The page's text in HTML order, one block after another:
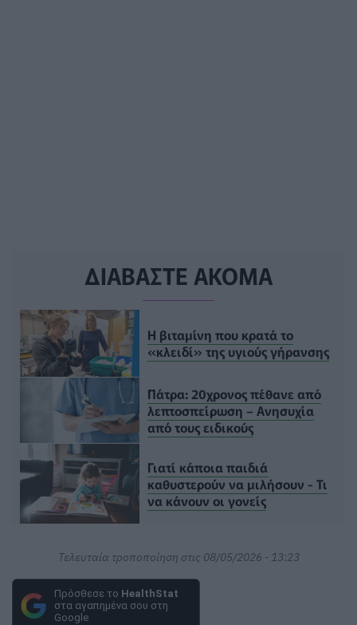
ΔΙΑΒΑΣΤΕ ΑΚΟΜΑ
Η βιταμίνη που κρατά το
«κλειδί» της υγιούς γήρανσης
Πάτρα: 20χρονος πέθανε από
λεπτοσπείρωση – Ανησυχία
από τους ειδικούς
Γιατί κάποια παιδιά
καθυστερούν να μιλήσουν - Τι
να κάνουν οι γονείς
Τελευταία τροποποίηση στις 08/05/2026 - 13:23
Πρόσθεσε το HealthStat
στα αγαπημένα σου στη
Google